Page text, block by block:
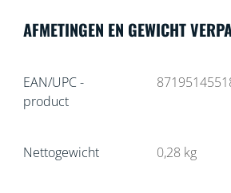
AFMETINGEN EN GEWICHT
EAN/UPC -
product
Nettogewicht 0,28 kg